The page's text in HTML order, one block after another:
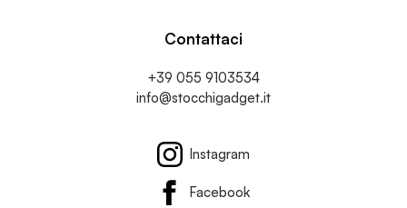
Contattaci
info@stocchigadget.it
Instagram